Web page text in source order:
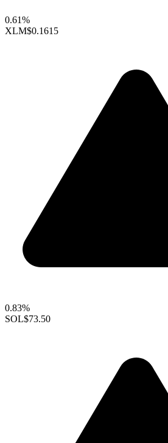
0.61%
XLM$0.1615
0.83%
SOL$73.50